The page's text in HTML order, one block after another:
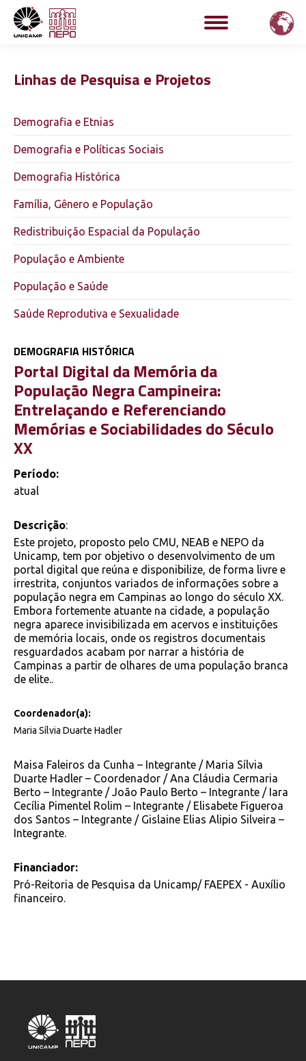
Linhas de Pesquisa e Projetos
Demografia e Etnias
Demografia e Políticas Sociais
Demografia Histórica
Família, Gênero e População
Redistribuição Espacial da População
População e Ambiente
População e Saúde
Saúde Reprodutiva e Sexualidade
DEMOGRAFIA HISTÓRICA
Portal Digital da Memória da
População Negra Campineira:
Entrelaçando e Referenciando
Memórias e Sociabilidades do Século
XX
Período:
atual
Descrição:
Este projeto, proposto pelo CMU, NEAB e NEPO da
Unicamp, tem por objetivo o desenvolvimento de um
portal digital que reúna e disponibilize, de forma livre e
irrestrita, conjuntos variados de informações sobre a
população negra em Campinas ao longo do século XX.
Embora fortemente atuante na cidade, a população
negra aparece invisibilizada em acervos e instituições
de memória locais, onde os registros documentais
resguardados acabam por narrar a história de
Campinas a partir de olhares de uma população branca
de elite..
Coordenador(a):
Maria Sílvia Duarte Hadler
Maisa Faleiros da Cunha – Integrante / Maria Sílvia
Duarte Hadler – Coordenador / Ana Cláudia Cermaria
Berto – Integrante / João Paulo Berto – Integrante / Iara
Cecília Pimentel Rolim – Integrante / Elisabete Figueroa
dos Santos – Integrante / Gislaine Elias Alipio Silveira –
Integrante.
Financiador:
Pró-Reitoria de Pesquisa da Unicamp/ FAEPEX - Auxílio
financeiro.